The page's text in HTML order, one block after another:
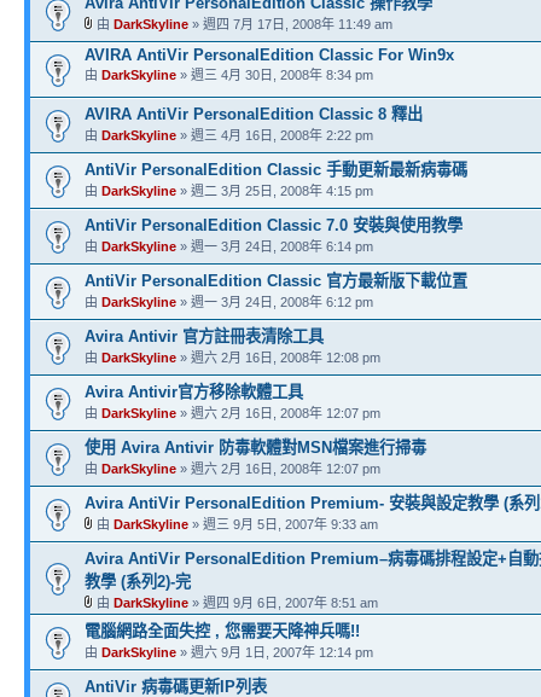
由 DarkSkyline » 週四 7月 17日, 2008年 11:49 am
AVIRA AntiVir PersonalEdition Classic For Win9x
由 DarkSkyline » 週三 4月 30日, 2008年 8:34 pm
AVIRA AntiVir PersonalEdition Classic 8 釋出
由 DarkSkyline » 週三 4月 16日, 2008年 2:22 pm
AntiVir PersonalEdition Classic 手動更新最新病毒碼
由 DarkSkyline » 週二 3月 25日, 2008年 4:15 pm
AntiVir PersonalEdition Classic 7.0 安裝與使用教學
由 DarkSkyline » 週一 3月 24日, 2008年 6:14 pm
AntiVir PersonalEdition Classic 官方最新版下載位置
由 DarkSkyline » 週一 3月 24日, 2008年 6:12 pm
Avira Antivir 官方註冊表清除工具
由 DarkSkyline » 週六 2月 16日, 2008年 12:08 pm
Avira Antivir官方移除軟體工具
由 DarkSkyline » 週六 2月 16日, 2008年 12:07 pm
使用 Avira Antivir 防毒軟體對MSN檔案進行掃毒
由 DarkSkyline » 週六 2月 16日, 2008年 12:07 pm
Avira AntiVir PersonalEdition Premium- 安裝與設定教學 (系
由 DarkSkyline » 週三 9月 5日, 2007年 9:33 am
Avira AntiVir PersonalEdition Premium–病毒碼排程設定+自動
教學 (系列2)-完
由 DarkSkyline » 週四 9月 6日, 2007年 8:51 am
電腦網路全面失控 , 您需要天降神兵嗎!!
由 DarkSkyline » 週六 9月 1日, 2007年 12:14 pm
AntiVir 病毒碼更新IP列表